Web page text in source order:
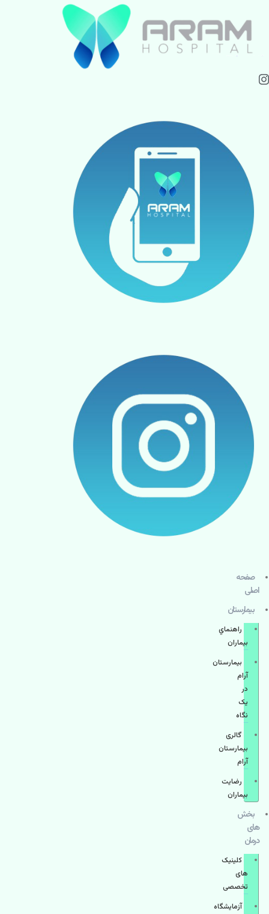
صفحه
اصلی
بيمارستان
راهنماي
بیماران
بیمارستان
آرام
در
یک
نگاه
گالری
بیمارستان
آرام
رضایت
بیماران
بخش
های
درمان
کلینیک
های
تخصصی
آزمایشگاه